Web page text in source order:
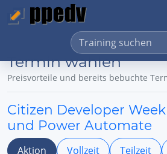
Termin wählen
Preisvorteile und bereits bebuchte
Citizen Developer
und Power Automate
Aktion Vollzeit Teilzeit